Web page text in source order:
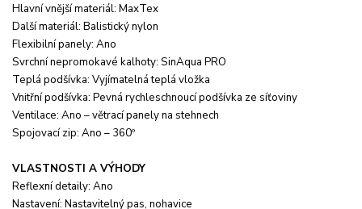
Hlavní vnější materiál: MaxTex
Další materiál: Balistický nylon
Flexibilní panely: Ano
Svrchní nepromokavé kalhoty: SinAqua PRO
Teplá podšívka: Vyjímatelná teplá vložka
Vnitřní podšívka: Pevná rychleschnoucí podšívka ze síťoviny
Ventilace: Ano – větrací panely na stehnech
Spojovací zip: Ano – 360º
VLASTNOSTI A VÝHODY
Reflexní detaily: Ano
Nastavení: Nastavitelný pas, nohavice